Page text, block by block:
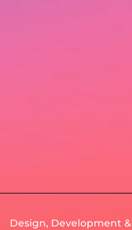
Design, Development &